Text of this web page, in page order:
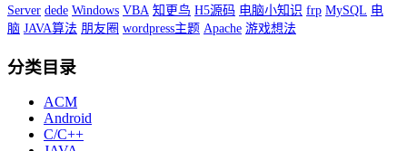
Server dede Windows VBA 知更鸟 H5源码 电脑小知识 frp MySQL 电
脑 JAVA算法 朋友圈 wordpress主题 Apache 游戏想法
分类目录
ACM
Android
C/C++